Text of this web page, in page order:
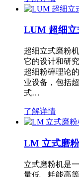
LUM 超细立
超细立式磨粉
它的设计和研
超细粉碎理论
业设备，包括
式…
了解详情
LM 立式磨
立式磨粉机是
量低、耗能高